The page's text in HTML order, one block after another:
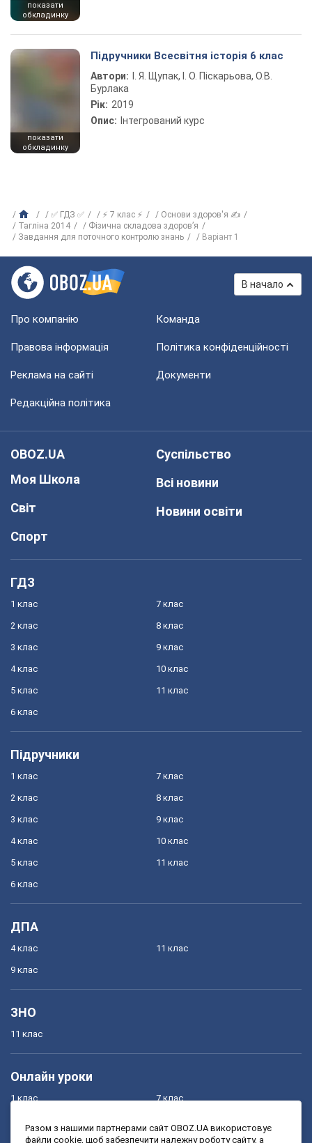
показати
обкладинку
показати
обкладинку
Підручники Всесвітня історія 6 клас
Автори:
І. Я. Щупак, І. О. Піскарьова, О.В.
Бурлака
Рік: 2019
Опис: Інтегрований курс
✅ ГДЗ ✅ ⚡ 7 клас ⚡
Основи здоров'я ✍
Тагліна 2014
Фізична складова здоров’я
Завдання для поточного контролю знань
Варіант 1
В начало
Про компанію Команда
Правова інформація Політика конфіденційності
Реклама на сайті Документи
Редакційна політика
OBOZ.UA
Моя Школа
Світ
Спорт
Суспільство
Всі новини
Новини освіти
ГДЗ
1 клас
2 клас
3 клас
4 клас
5 клас
6 клас
7 клас
8 клас
9 клас
10 клас
11 клас
Підручники
1 клас
2 клас
3 клас
4 клас
5 клас
6 клас
7 клас
8 клас
9 клас
10 клас
11 клас
ДПА
4 клас
9 клас
11 клас
ЗНО
11 клас
Онлайн уроки
1 клас 7 клас
Разом з нашими партнерами сайт OBOZ.UA використовує
файли cookie, щоб забезпечити належну роботу сайту, а